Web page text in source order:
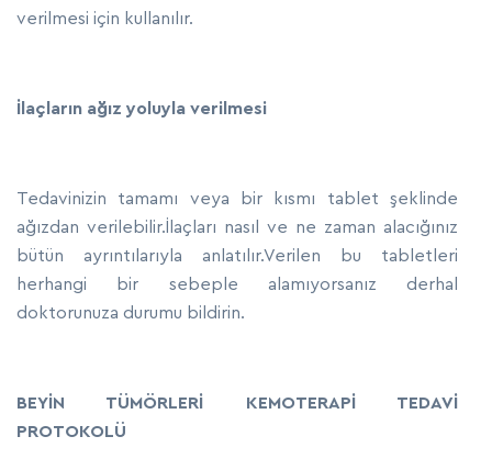
verilmesi için kullanılır.
İlaçların ağız yoluyla verilmesi
Tedavinizin tamamı veya bir kısmı tablet şeklinde
ağızdan verilebilir.İlaçları nasıl ve ne zaman alacığınız
bütün ayrıntılarıyla anlatılır.Verilen bu tabletleri
herhangi bir sebeple alamıyorsanız derhal
doktorunuza durumu bildirin.
BEYİN TÜMÖRLERİ KEMOTERAPİ TEDAVİ
PROTOKOLÜ